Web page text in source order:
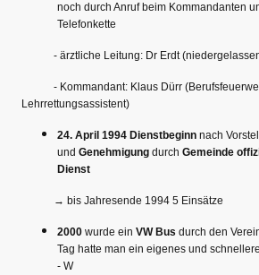
noch durch Anruf beim Kommandanten
Telefonkette
- ärztliche Leitung: Dr Erdt
- Kommandant: Klaus Dürr
Lehrrettungsassistent)
24. April 1994 Dienstbeginn nach
und Genehmigung durch Gemeinde
Dienst
→ bis Jahresende 1994 5 Einsätze
2000 wurde ein VW Bus durch den
Tag hatte man ein eigenes und
- W